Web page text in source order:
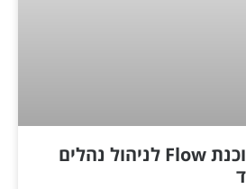
סיפור לקוח : תוכנת Flow לניהול נהלים